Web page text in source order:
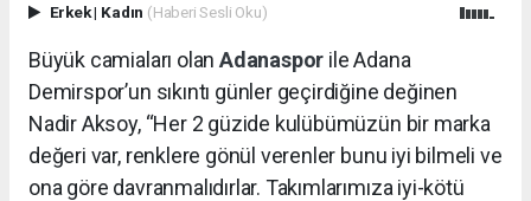
Erkek| Kadın (Haberi Sesli Oku)
Büyük camiaları olan Adanaspor ile Adana
Demirspor’un sıkıntı günler geçirdiğine değinen
Nadir Aksoy, “Her 2 güzide kulübümüzün bir marka
değeri var, renklere gönül verenler bunu iyi bilmeli ve
ona göre davranmalıdırlar. Takımlarımıza iyi-kötü